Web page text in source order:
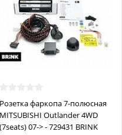
Розетка фаркопа 7-полюсная
MITSUBISHI Outlander 4WD
(7seats) 07-> - 729431 BRINK